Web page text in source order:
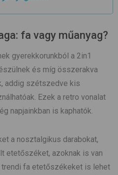
fa vagy műanyag?
gyerekkorunkból a 2in1
és míg összerakva
addig szétszedve kis
Ezek a retro vonalat
napjainkban is kaphatók.
a nosztalgikus darabokat,
etetőszéket, azoknak is van
trendi fa etetőszékeket is lehet